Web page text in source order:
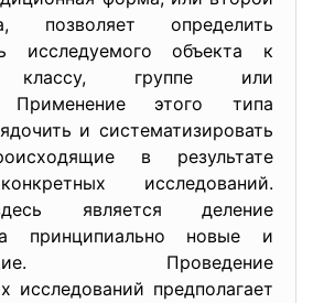
позволяет определить
исследуемого объекта к
классу, группе или
Применение этого типа
и систематизировать
в результате
исследований.
является деление
принципиально новые и
Проведение
исследований предполагает